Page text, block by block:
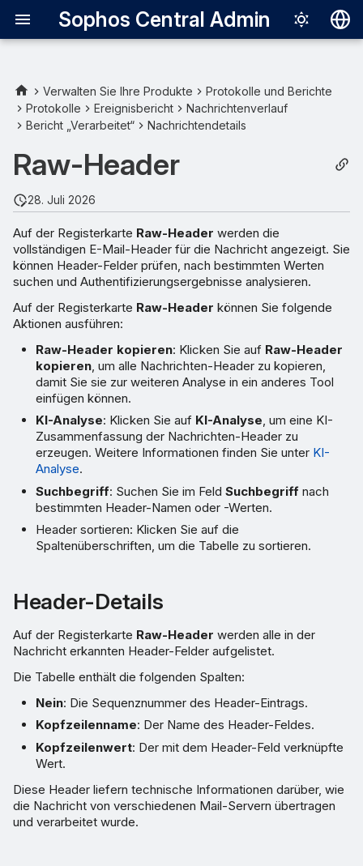
Sophos Central Admin
English
Español
Português
Header-Details
KI-Analyse
Verwalten Sie Ihre Produkte
Protokolle und Berichte
Protokolle
Ereignisbericht
Nachrichtenverlauf
Bericht „Verarbeitet“
Nachrichtendetails
Raw-Header
28. Juli 2026
Auf der Registerkarte Raw-Header werden die
vollständigen E-Mail-Header für die Nachricht angezeigt. Sie
können Header-Felder prüfen, nach bestimmten Werten
suchen und Authentifizierungsergebnisse analysieren.
Auf der Registerkarte Raw-Header können Sie folgende
Aktionen ausführen:
Raw-Header kopieren: Klicken Sie auf Raw-Header
kopieren , um alle Nachrichten-Header zu kopieren,
damit Sie sie zur weiteren Analyse in ein anderes Tool
einfügen können.
KI-Analyse: Klicken Sie auf KI-Analyse, um eine KI-
Zusammenfassung der Nachrichten-Header zu
erzeugen. Weitere Informationen finden Sie unter KI-
Analyse.
Suchbegriff: Suchen Sie im FeldSuchbegriff nach
bestimmten Header-Namen oder -Werten.
Header sortieren: Klicken Sie auf die
Spaltenüberschriften, um die Tabelle zu sortieren.
Header-Details
Auf der Registerkarte Raw-Header werden alle in der
Nachricht erkannten Header-Felder aufgelistet.
Die Tabelle enthält die folgenden Spalten:
Nein: Die Sequenznummer des Header-Eintrags.
Kopfzeilenname: Der Name des Header-Feldes.
Kopfzeilenwert: Der mit dem Header-Feld verknüpfte
Wert.
Diese Header liefern technische Informationen darüber, wie
die Nachricht von verschiedenen Mail-Servern übertragen
und verarbeitet wurde.